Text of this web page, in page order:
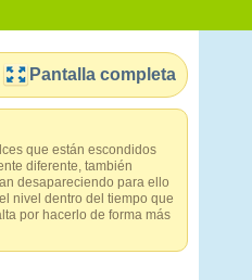
Pantalla completa
que están escondidos
diferente, también
desapareciendo para ello
nivel dentro del tiempo que
por hacerlo de forma más